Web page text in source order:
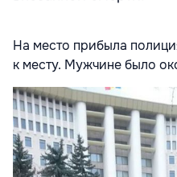
На место прибыла
к месту. Мужчине было